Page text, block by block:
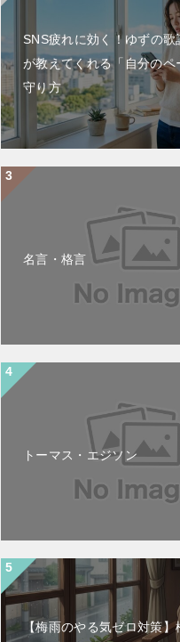
SNS疲れに効く！ゆずの歌
が教えてくれる「自分のペ
守り方
名言・格言
トーマス・エジソン
【梅雨のやる気ゼロ対策】